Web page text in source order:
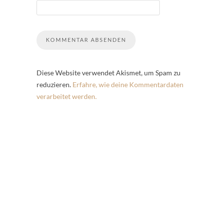
Diese Website verwendet Akismet, um Spam zu
reduzieren. Erfahre, wie deine Kommentardaten
verarbeitet werden.